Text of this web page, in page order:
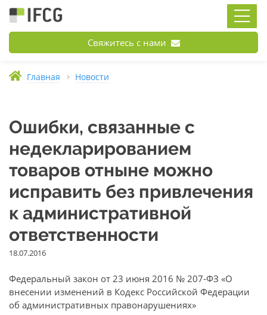
Свяжитесь с нами
Главная Новости
Ошибки, связанные с
недекларированием
товаров отныне можно
исправить без привлечения
к административной
ответственности
18.07.2016
Федеральный закон от 23 июня 2016 № 207-ФЗ «О
внесении изменений в Кодекс Российской Федерации
об административных правонарушениях»